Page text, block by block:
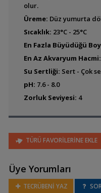
olur.
Üreme: Düz yumurta
Sıcaklık: 23°C - 25°C
En Fazla Büyüdüğü
En Az Akvaryum Hacmi:
Su Sertliği: Sert - Çok
pH: 7.6 - 8.0
Zorluk Seviyesi: 4
TÜRÜ FAVORİLERİNE EKLE
Üye Yorumları
TECRÜBENİ YAZ